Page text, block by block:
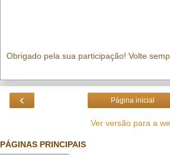
Obrigado pela sua participação! Volte
‹ Página inicial
Ver versão para a
PÁGINAS PRINCIPAIS